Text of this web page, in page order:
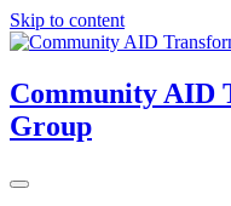
Skip to content
Community AID
Group